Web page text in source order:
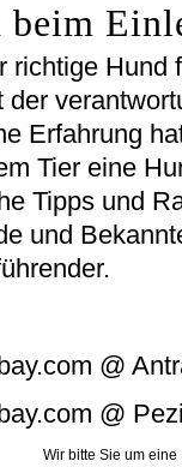
richtige Hund
der
Erfahrung
Tier eine
Tipps und
und
@
@
Wir bitte Sie um